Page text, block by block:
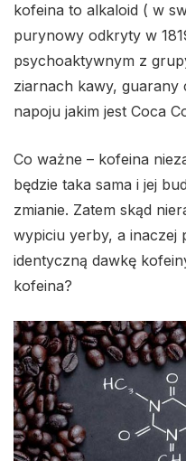
kofeina to alkaloid ( w
purynowy odkryty w
psychoaktywnym z
ziarnach kawy,
napoju jakim jest Coca
Co ważne – kofeina
będzie taka sama i jej
zmianie. Zatem skąd
wypiciu yerby, a inaczej
identyczną dawkę
kofeina?